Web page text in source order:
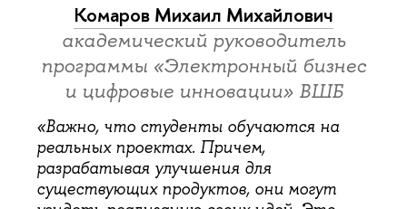
Комаров Михаил Михайлович
академический руководитель
программы «Электронный бизнес
и цифровые инновации» ВШБ
«Важно, что студенты обучаются на
реальных проектах. Причем,
разрабатывая улучшения для
существующих продуктов, они могут